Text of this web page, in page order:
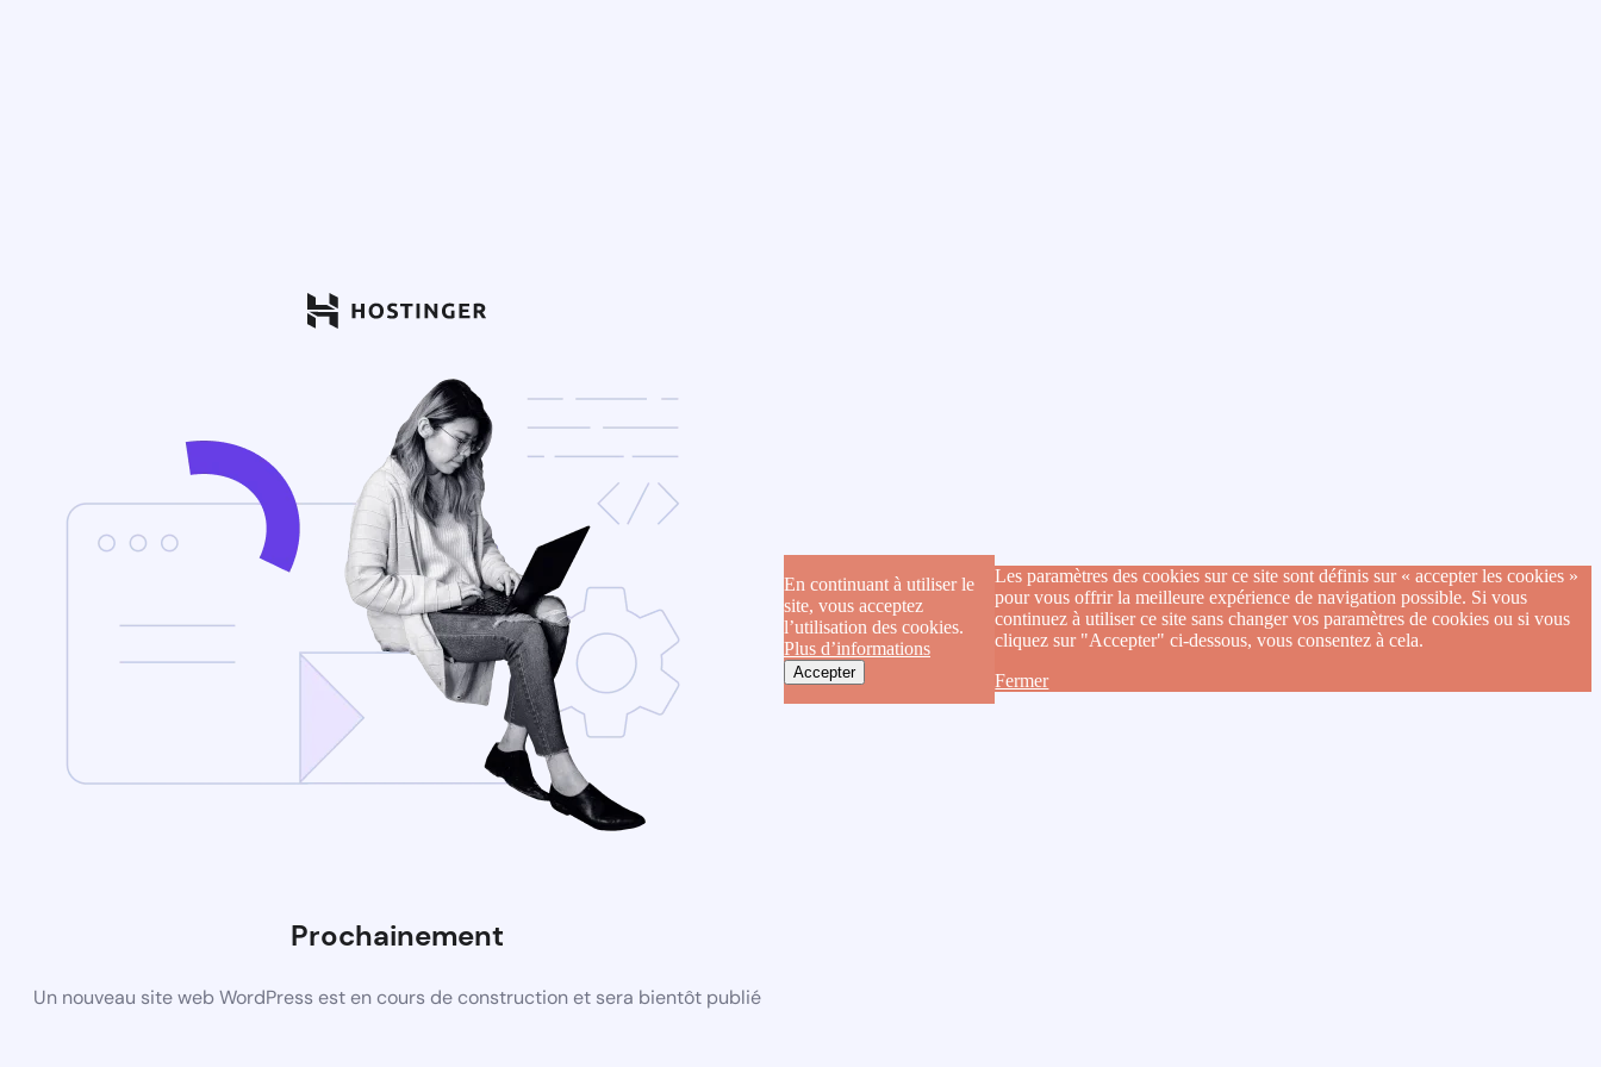
Prochainement
Un nouveau site web WordPress est en cours de construction et sera bientôt publié
En continuant à utiliser le
site, vous acceptez
l’utilisation des cookies.
Plus d’informations
Accepter
Les paramètres des cookies sur ce site sont définis sur « accepter les cookies »
pour vous offrir la meilleure expérience de navigation possible. Si vous
continuez à utiliser ce site sans changer vos paramètres de cookies ou si vous
cliquez sur "Accepter" ci-dessous, vous consentez à cela.
Fermer